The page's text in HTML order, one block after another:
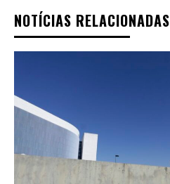
NOTÍCIAS RELACIONADAS